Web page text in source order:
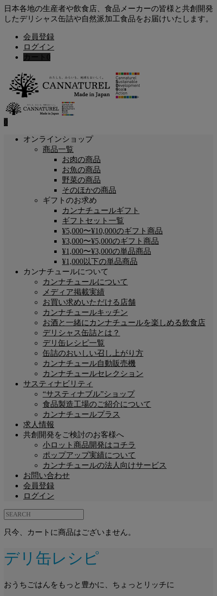
日本各地の生産者や飲食店、食品メーカーの皆様と共創開発
したデリシャス缶詰や自然派加工食品をお届けいたします。
会員登録
ログイン
カート 0
0
オンラインショップ
商品一覧
お肉の商品
お魚の商品
野菜の商品
そのほかの商品
ギフトのお求め
カンナチュールギフト
ギフトセット一覧
¥5,000〜¥10,000のギフト商品
¥3,000〜¥5,000のギフト商品
¥1,000〜¥3,000の単品商品
¥1,000以下の単品商品
カンナチュールについて
カンナチュールについて
メディア掲載実績
お買い求めいただける店舗
カンナチュールキッチン
お酒と一緒にカンナチュールを楽しめる飲食店
デリシャス缶詰とは？
デリ缶レシピ一覧
缶詰のおいしい召し上がり方
カンナチュール自動販売機
カンナチュールセレクション
サスティナビリティ
“サスティナブル”ショップ
食品製造工場のご紹介について
カンナチュールプラス
求人情報
共創開発をご検討のお客様へ
小ロット商品開発はコチラ
ポップアップ実績について
カンナチュールの法人向けサービス
お問い合わせ
会員登録
ログイン
只今、カートに商品はございません。
デリ缶レシピ
おうちごはんをもっと豊かに、ちょっとリッチに